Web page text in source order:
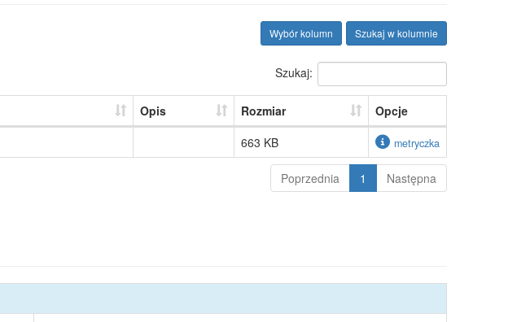
Szukaj w kolumnie
Wybór kolumn
Szukaj:
Opis Rozmiar
Opcje
663 KB metryczka
Poprzednia 1 Następna